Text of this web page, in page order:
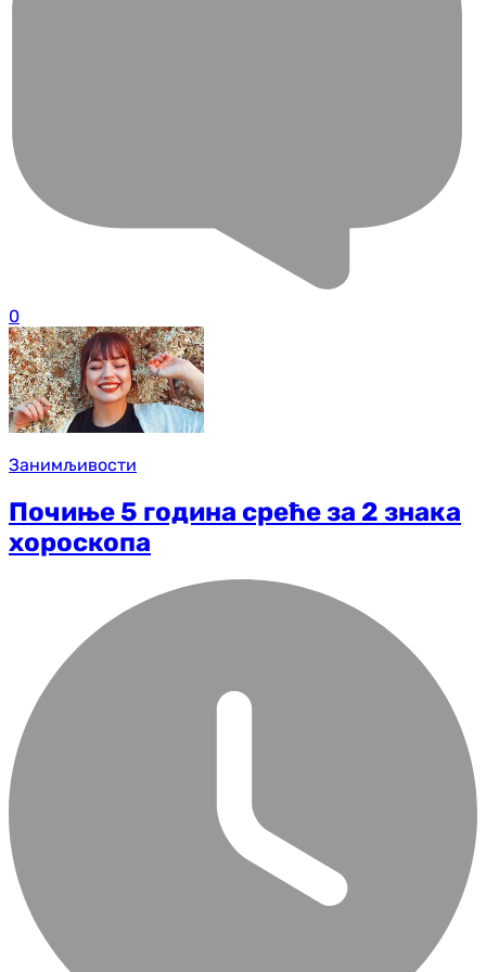
0
Занимљивости
Почиње 5 година среће за 2 знака
хороскопа